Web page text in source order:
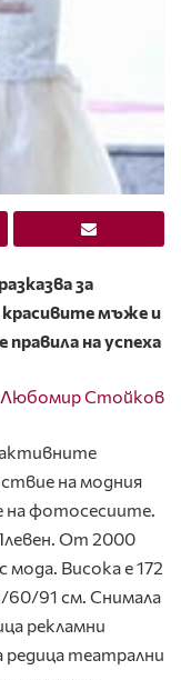
за
мъже и
на успеха
Любомир Стойков
на модния
на фотосесиите.
От 2000
мода. Висока е 172
60/91 см. Снимала
рекламни
редица театрални